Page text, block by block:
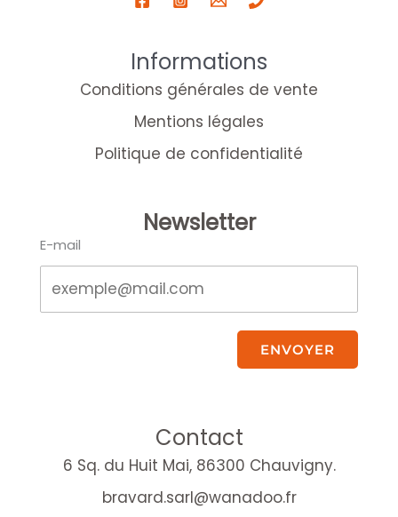
Informations
Conditions générales de vente
Mentions légales
Politique de confidentialité
Newsletter
E-mail
ENVOYER
Contact
6 Sq. du Huit Mai, 86300 Chauvigny.
bravard.sarl@wanadoo.fr